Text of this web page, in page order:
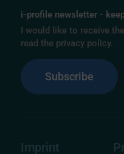
i-profile newsletter -
I would like to receive
read the privacy policy.
Subscribe
Imprint